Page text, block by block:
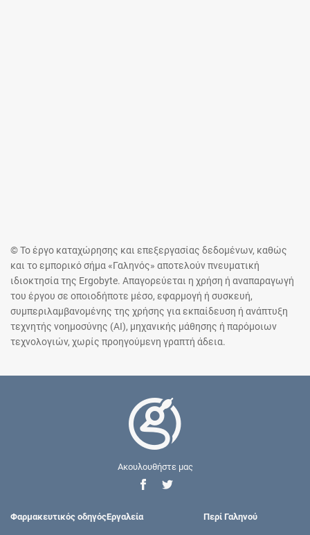
© Το έργο καταχώρησης και επεξεργασίας δεδομένων, καθώς
και το εμπορικό σήμα «Γαληνός» αποτελούν πνευματική
ιδιοκτησία της Ergobyte. Απαγορεύεται η χρήση ή αναπαραγωγή
του έργου σε οποιοδήποτε μέσο, εφαρμογή ή συσκευή,
συμπεριλαμβανομένης της χρήσης για εκπαίδευση ή ανάπτυξη
τεχνητής νοημοσύνης (AI), μηχανικής μάθησης ή παρόμοιων
τεχνολογιών, χωρίς προηγούμενη γραπτή άδεια.
Ακουλουθήστε μας
Φαρμακευτικός οδηγόςΕργαλεία Περί Γαληνού